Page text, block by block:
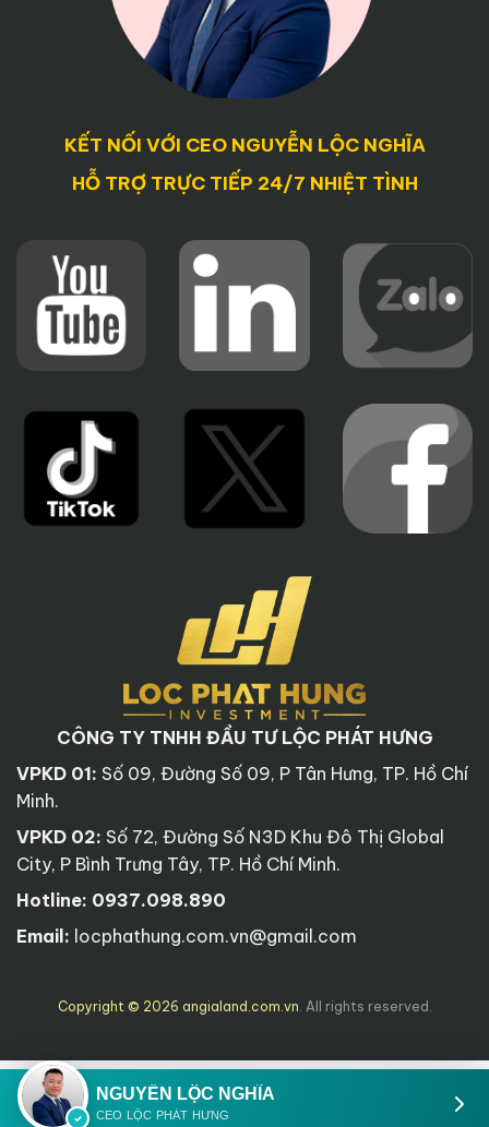
KẾT NỐI VỚI CEO NGUYỄN LỘC NGHĨA
HỖ TRỢ TRỰC TIẾP 24/7 NHIỆT TÌNH
CÔNG TY TNHH ĐẦU TƯ LỘC PHÁT HƯNG
VPKD 01: Số 09, Đường Số 09, P Tân Hưng, TP. Hồ Chí
Minh.
VPKD 02: Số 72, Đường Số N3D Khu Đô Thị Global
City, P Bình Trưng Tây, TP. Hồ Chí Minh.
Hotline: 0937.098.890
Email: locphathung.com.vn@gmail.com
Copyright © 2026 angialand.com.vn. All rights reserved.
NGUYỄN LỘC NGHĨA
CEO LỘC PHÁT HƯNG